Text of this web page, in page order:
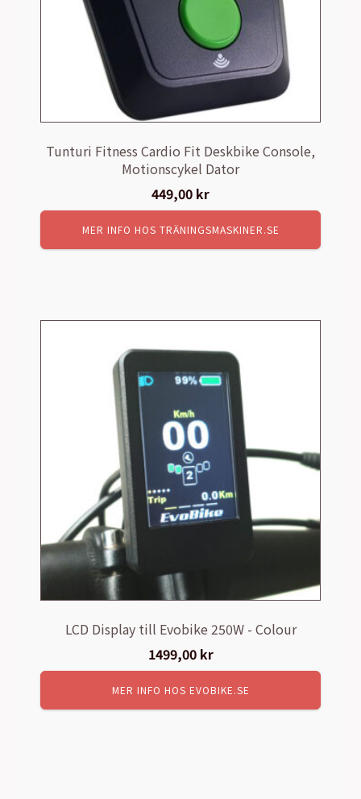
Tunturi Fitness Cardio Fit Deskbike Console,
Motionscykel Dator
449,00 kr
MER INFO HOS TRÄNINGSMASKINER.SE
LCD Display till Evobike 250W - Colour
1499,00 kr
MER INFO HOS EVOBIKE.SE